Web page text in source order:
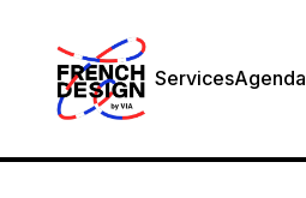
ServicesAgenda